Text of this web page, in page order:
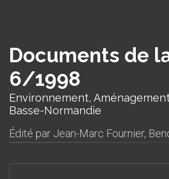
Documents de la
6/1998
Environnement,
Basse-Normandie
Édité par Jean-Marc Fournier,